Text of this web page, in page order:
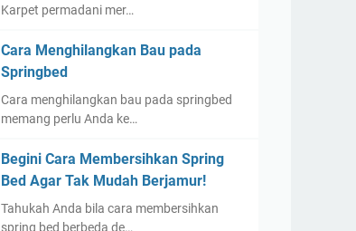
Karpet permadani mer…
Cara Menghilangkan Bau pada
Springbed
Cara menghilangkan bau pada springbed
memang perlu Anda ke…
Begini Cara Membersihkan Spring
Bed Agar Tak Mudah Berjamur!
Tahukah Anda bila cara membersihkan
spring bed berbeda de…